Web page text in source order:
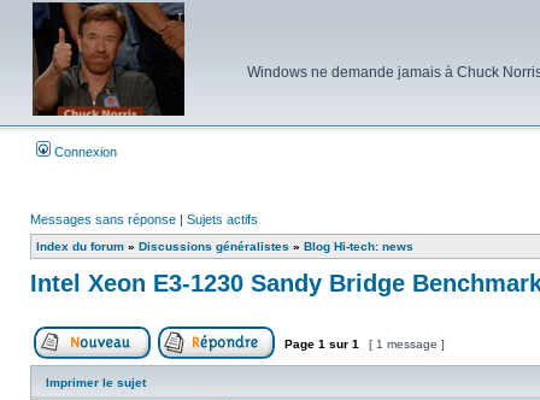
Windows ne demande jamais à Chuck
Connexion
Messages sans réponse | Sujets actifs
Index du forum » Discussions généralistes » Blog Hi-tech: news
Intel Xeon E3-1230 Sandy Bridge
Poster un nouveau sujetRépondre au sujet
Page 1 sur 1 [ 1 message ]
Imprimer le sujet